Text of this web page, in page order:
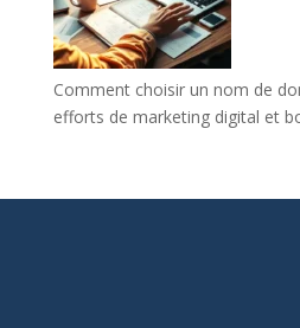
Comment choisir un nom de
efforts de marketing digital et